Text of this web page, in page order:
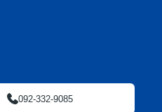
092-332-9085